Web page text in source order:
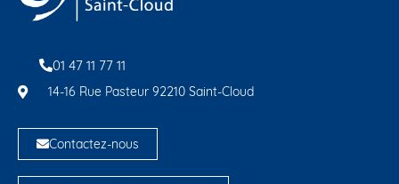
01 47 11 77 11
14-16 Rue Pasteur 92210 Saint-Cloud
Contactez-nous